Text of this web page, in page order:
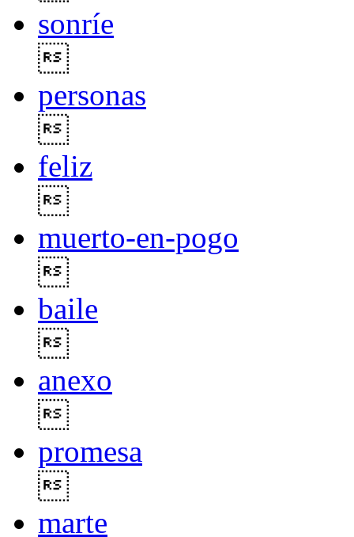
sonríe
personas
feliz
muerto-en-pogo
baile
anexo
promesa
marte